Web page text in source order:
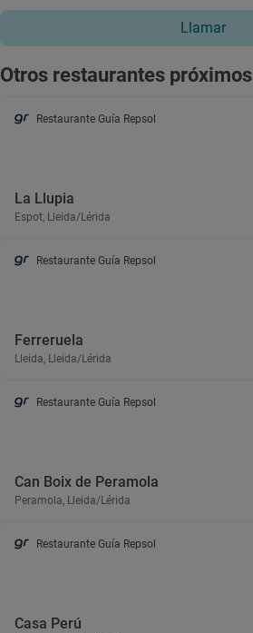
Llamar
Otros restaurantes próximos
Restaurante Guía Repsol
La Llupia
Espot, Lleida/Lérida
Restaurante Guía Repsol
Ferreruela
Lleida, Lleida/Lérida
Restaurante Guía Repsol
Can Boix de Peramola
Peramola, Lleida/Lérida
Restaurante Guía Repsol
Casa Perú